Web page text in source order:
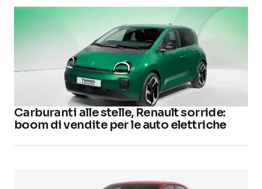
Carburanti alle stelle, Renault sorride:
boom di vendite per le auto elettriche